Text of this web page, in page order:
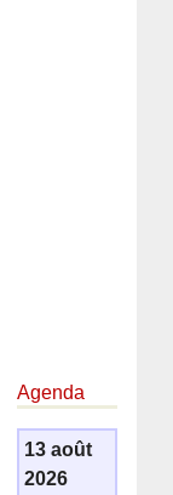
Agenda
13 août
2026